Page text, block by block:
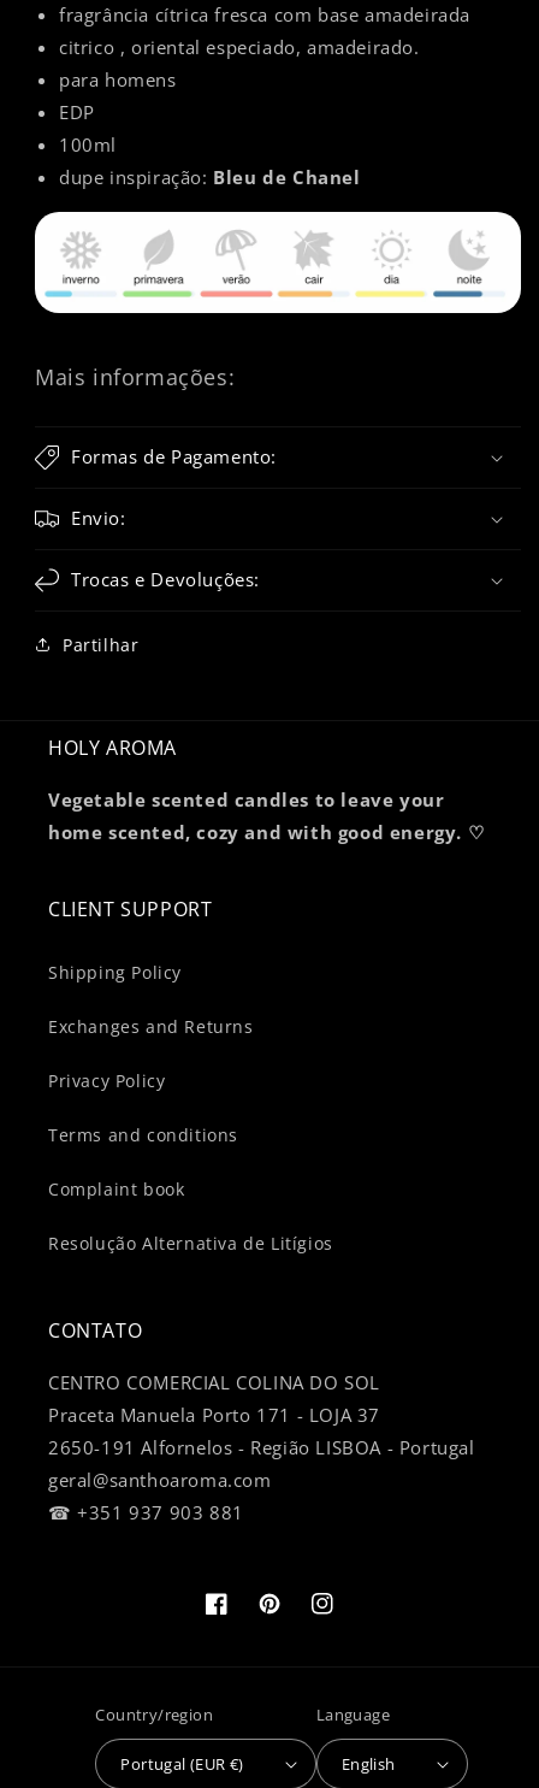
fragrância cítrica fresca com base amadeirada
citrico , oriental especiado, amadeirado.
para homens
EDP
100ml
dupe inspiração: Bleu de Chanel
Mais informações:
Formas de Pagamento:
Envio:
Trocas e Devoluções:
Partilhar
HOLY AROMA
Vegetable scented candles to leave your
home scented, cozy and with good energy. ♡
CLIENT SUPPORT
Shipping Policy
Exchanges and Returns
Privacy Policy
Terms and conditions
Complaint book
Resolução Alternativa de Litígios
CONTATO
CENTRO COMERCIAL COLINA DO SOL
Praceta Manuela Porto 171 - LOJA 37
2650-191 Alfornelos - Região LISBOA - Portugal
geral@santhoaroma.com
☎ +351 937 903 881
FacebookPinterestInstagram
Country/region
Portugal (EUR €)
Language
English